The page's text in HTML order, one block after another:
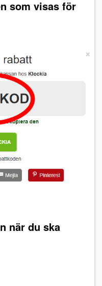
som visas för
när du ska